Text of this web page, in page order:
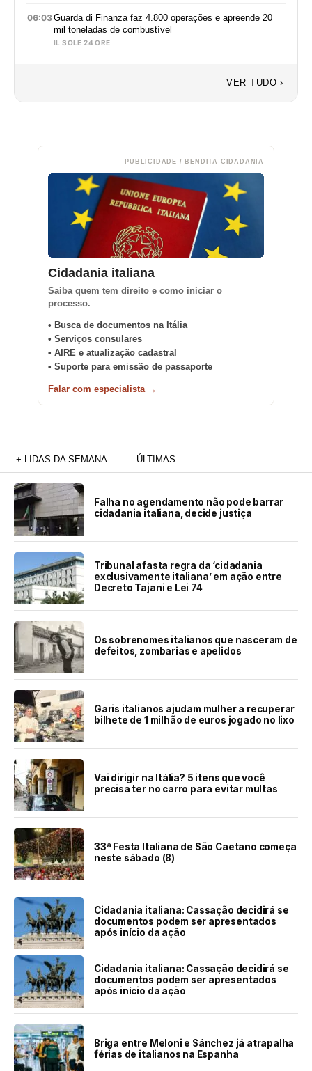
06:03Guarda di Finanza faz 4.800 operações e apreende 20
mil toneladas de combustível
IL SOLE 24 ORE
VER TUDO ›
PUBLICIDADE / BENDITA CIDADANIA
Cidadania italiana
Saiba quem tem direito e como iniciar o
processo.
• Busca de documentos na Itália
• Serviços consulares
• AIRE e atualização cadastral
• Suporte para emissão de passaporte
Falar com especialista →
+ LIDAS DA SEMANA ÚLTIMAS
Falha no agendamento não pode barrar
cidadania italiana, decide justiça
Tribunal afasta regra da ‘cidadania
exclusivamente italiana’ em ação entre
Decreto Tajani e Lei 74
Os sobrenomes italianos que nasceram de
defeitos, zombarias e apelidos
Garis italianos ajudam mulher a recuperar
bilhete de 1 milhão de euros jogado no lixo
Vai dirigir na Itália? 5 itens que você
precisa ter no carro para evitar multas
33ª Festa Italiana de São Caetano começa
neste sábado (8)
Cidadania italiana: Cassação decidirá se
documentos podem ser apresentados
após início da ação
Cidadania italiana: Cassação decidirá se
documentos podem ser apresentados
após início da ação
Briga entre Meloni e Sánchez já atrapalha
férias de italianos na Espanha